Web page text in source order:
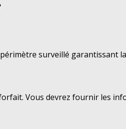
surveillé garantissant
Vous devrez fournir les